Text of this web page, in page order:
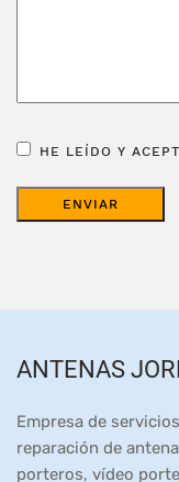
HE LEÍDO Y
ANTENAS
Empresa de
reparación de
porteros, vídeo